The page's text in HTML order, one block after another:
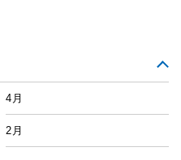
4月
2月